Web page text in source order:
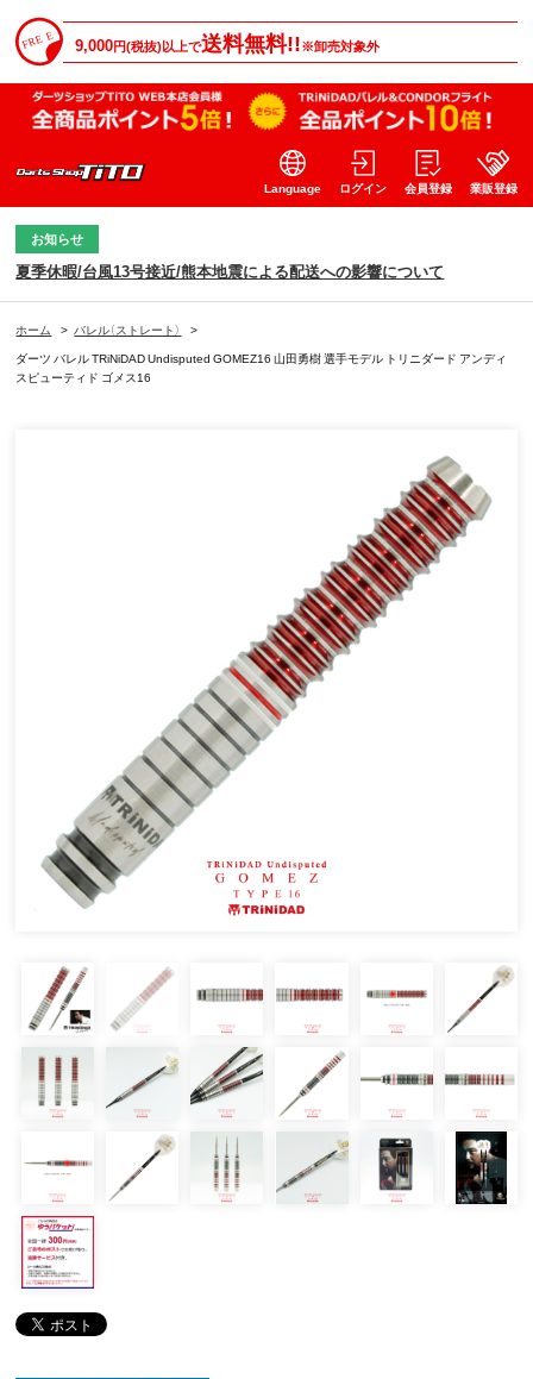
9,000円(税抜)以上で送料無料!!※卸売対象外
Language ログイン 会員登録 業販登録
お知らせ
夏季休暇/台風13号接近/熊本地震による配送への影響について
ホーム > バレル（ストレート）
>
ダーツ バレル TRiNiDAD Undisputed GOMEZ16 山田勇樹 選手モデル トリニダード アンディ
スピューティド ゴメス16